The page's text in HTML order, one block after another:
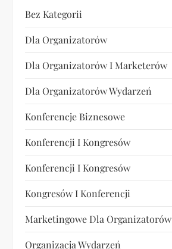
Bez Kategorii
Dla Organizatorów
Dla Organizatorów I Marketerów
Dla Organizatorów Wydarzeń
Konferencje Biznesowe
Konferencji I Kongresów
Konferencji I Kongresów
Kongresów I Konferencji
Marketingowe Dla Organizatorów
Organizacja Wydarzeń